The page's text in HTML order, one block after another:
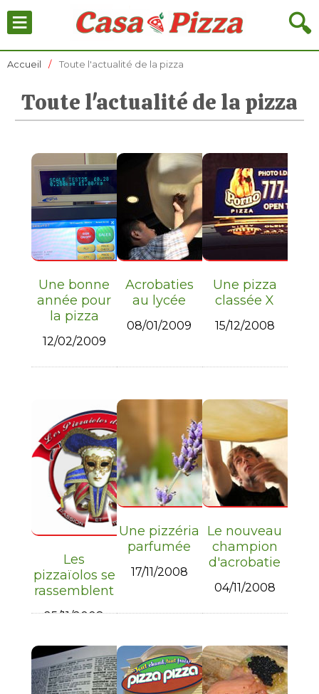
🔍
≡
Accueil Toute l'actualité de la pizza
Toute l'actualité de la pizza
Une bonne
année pour
la pizza
12/02/2009
Acrobaties
au lycée
08/01/2009
Une pizza
classée X
15/12/2008
Les
pizzaïolos se
rassemblent
25/11/2008
Une pizzéria
parfumée
17/11/2008
Le nouveau
champion
d'acrobatie
04/11/2008